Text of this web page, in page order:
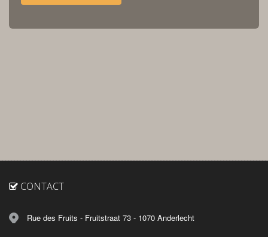
CONTACT
Rue des Fruits - Fruitstraat 73 - 1070 Anderlecht